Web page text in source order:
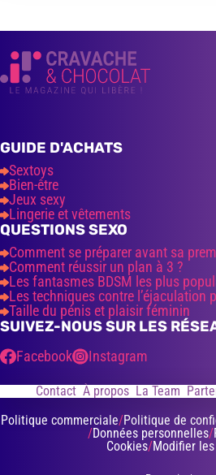
GUIDE D'ACHATS
Sextoys
Bien-être
Jeux sexy
Lingerie et vêtements
QUESTIONS SEXO
Comment se préparer avant sa
Comment réussir un plan à 3 ?
Les fantasmes BDSM les plus
Les techniques contre l’éjaculation
Taille du pénis et plaisir féminin
SUIVEZ-NOUS SUR LES
Facebook Instagram
Contact À propos La Team
Politique commerciale Politique de
Données personnelles
Cookies Modifier